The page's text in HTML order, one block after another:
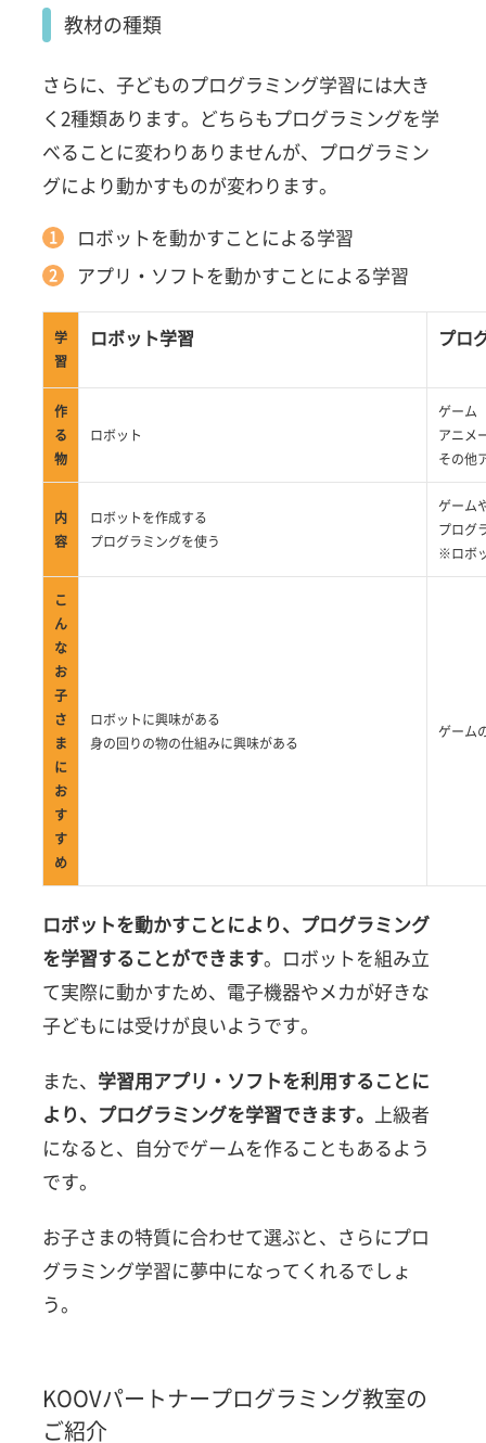
教材の種類
さらに、子どものプログラミング学習には大き
く2種類あります。どちらもプログラミングを学
べることに変わりありませんが、プログラミン
グにより動かすものが変わります。
ロボットを動かすことによる学習
アプリ・ソフトを動かすことによる学習
学
習
ロボット学習 プロ
作
る
物
ロボット
ゲーム
アニメ
その他
内
容
ロボットを作成する
プログラミングを使う
ゲーム
プログ
※ロボ
こ
ん
な
お
子
さ
ま
に
お
す
す
め
ロボットに興味がある
身の回りの物の仕組みに興味がある
ゲーム
ロボットを動かすことにより、プログラミング
を学習することができます。ロボットを組み立
て実際に動かすため、電子機器やメカが好きな
子どもには受けが良いようです。
また、 学習用アプリ・ソフトを利用することに
より、プログラミングを学習できます。
上級者
になると、自分でゲームを作ることもあるよう
です。
お子さまの特質に合わせて選ぶと、さらにプロ
グラミング学習に夢中になってくれるでしょ
う。
KOOVパートナープログラミング教室の
ご紹介